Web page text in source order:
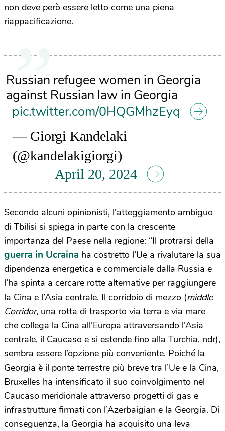
non deve però essere letto come una piena
riappacificazione.
Russian refugee women in Georgia
against Russian law in Georgia
pic.twitter.com/0HQGMhzEyq
— Giorgi Kandelaki
(@kandelakigiorgi)
April 20, 2024
Secondo alcuni opinionisti, l’atteggiamento ambiguo
di Tbilisi si spiega in parte con la crescente
importanza del Paese nella regione: “Il protrarsi della
guerra in Ucraina ha costretto l’Ue a rivalutare la sua
dipendenza energetica e commerciale dalla Russia e
l’ha spinta a cercare rotte alternative per raggiungere
la Cina e l’Asia centrale. Il corridoio di mezzo (middle
Corridor, una rotta di trasporto via terra e via mare
che collega la Cina all’Europa attraversando l’Asia
centrale, il Caucaso e si estende fino alla Turchia, ndr),
sembra essere l’opzione più conveniente. Poiché la
Georgia è il ponte terrestre più breve tra l’Ue e la Cina,
Bruxelles ha intensificato il suo coinvolgimento nel
Caucaso meridionale attraverso progetti di gas e
infrastrutture firmati con l’Azerbaigian e la Georgia. Di
conseguenza, la Georgia ha acquisito una leva